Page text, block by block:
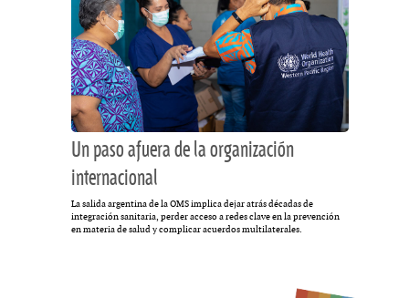
Un paso afuera de la organización
internacional
La salida argentina de la OMS implica dejar atrás décadas de
integración sanitaria, perder acceso a redes clave en la prevención
en materia de salud y complicar acuerdos multilaterales.